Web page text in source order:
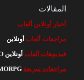
المقالات
أخبار أونلاين ألعاب
مراجعات ألعاب أونلاين
فيديوهات ألعاب أونلاين MMO
مراجعات سريعة